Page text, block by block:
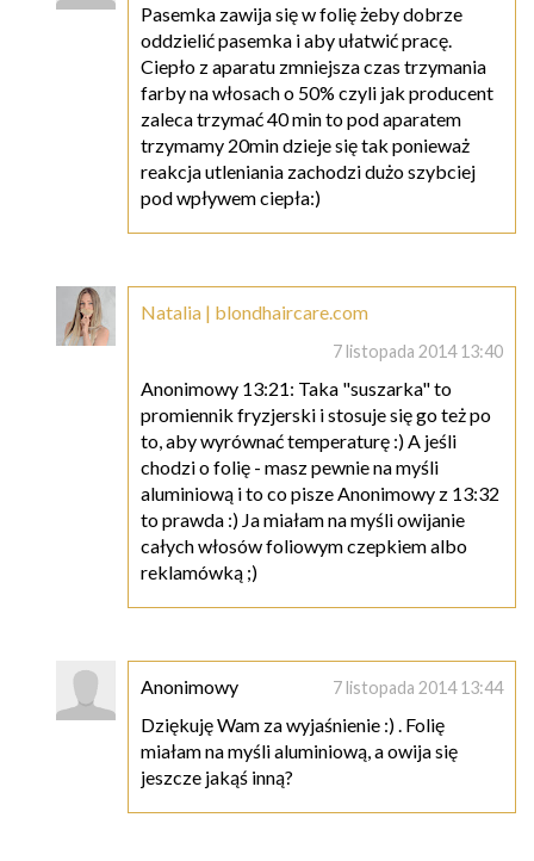
Pasemka zawija się w folię żeby dobrze
oddzielić pasemka i aby ułatwić pracę.
Ciepło z aparatu zmniejsza czas trzymania
farby na włosach o 50% czyli jak producent
zaleca trzymać 40 min to pod aparatem
trzymamy 20min dzieje się tak ponieważ
reakcja utleniania zachodzi dużo szybciej
pod wpływem ciepła:)
Natalia | blondhaircare.com
7 listopada 2014 13:40
Anonimowy 13:21: Taka "suszarka" to
promiennik fryzjerski i stosuje się go też po
to, aby wyrównać temperaturę :) A jeśli
chodzi o folię - masz pewnie na myśli
aluminiową i to co pisze Anonimowy z 13:32
to prawda :) Ja miałam na myśli owijanie
całych włosów foliowym czepkiem albo
reklamówką ;)
Anonimowy 7 listopada 2014 13:44
Dziękuję Wam za wyjaśnienie :) . Folię
miałam na myśli aluminiową, a owija się
jeszcze jakąś inną?